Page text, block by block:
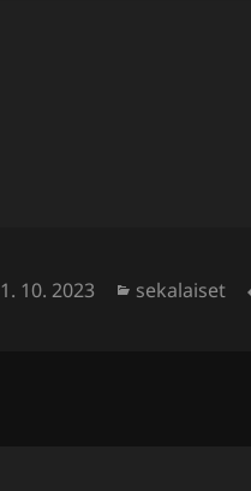
Julkaistu
1. 10. 2023 Kategoriat
sekalaiset